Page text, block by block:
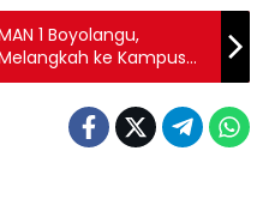
1 Boyolangu,
ke Kampus